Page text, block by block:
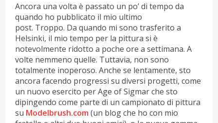
Ancora una volta è passato un po’ di tempo da
quando ho pubblicato il mio ultimo
post. Troppo. Da quando mi sono trasferito a
Helsinki, il mio tempo per la pittura si è
notevolmente ridotto a poche ore a settimana. A
volte nemmeno quelle. Tuttavia, non sono
totalmente inoperoso. Anche se lentamente, sto
ancora facendo progressi su diversi progetti, come
un nuovo esercito per Age of Sigmar che sto
dipingendo come parte di un campionato di pittura
su Modelbrush.com (un blog che ho con mio